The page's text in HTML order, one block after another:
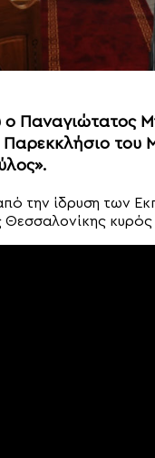
Παναγιώτατος
του
την ίδρυση των